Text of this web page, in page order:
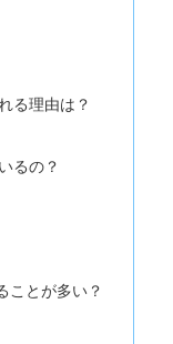
る理由は？
るの？
ことが多い？